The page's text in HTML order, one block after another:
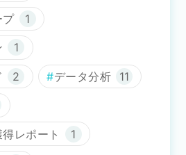
プ 1
1
2 データ分析 11
レポート 1